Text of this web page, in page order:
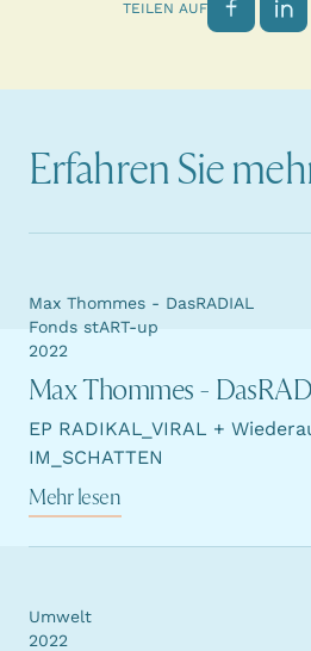
TEILEN AUF Auf Auf
Erfahren Sie
Max Thommes -
EP RADIKAL_VIRAL +
IM_SCHATTEN
Max Thommes - DasRADIAL
Fonds stART-up
2022
Mehr lesen
Umwelt
2022